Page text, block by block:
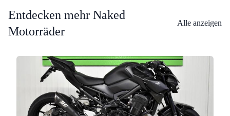
Entdecken mehr Naked
Motorräder
Alle anzeigen